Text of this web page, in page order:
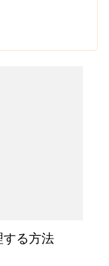
する方法